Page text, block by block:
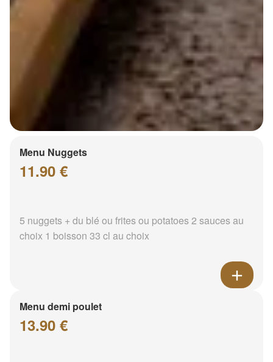
Menu Nuggets
11.90 €
5 nuggets + du blé ou frites ou potatoes 2 sauces au
choix 1 boisson 33 cl au choix
Menu demi poulet
13.90 €